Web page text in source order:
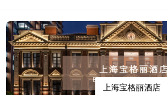
上海宝格丽酒店